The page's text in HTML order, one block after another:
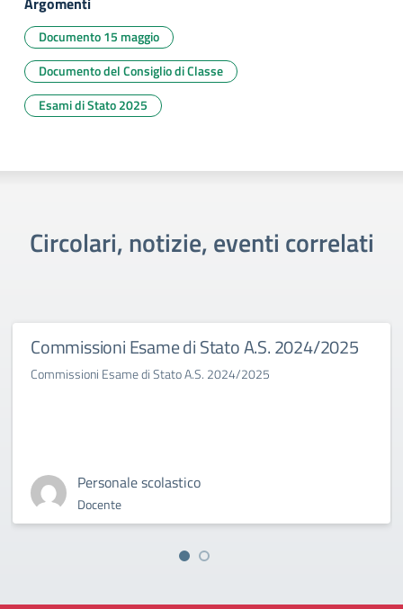
Documento 15 maggio
Documento del Consiglio di Classe
Esami di Stato 2025
Circolari, notizie, eventi correlati
Commissioni Esame di Stato A.S. 2024/2025
Commissioni Esame di Stato A.S. 2024/2025
Personale scolastico
Docente